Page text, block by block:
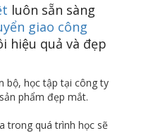
luôn sẵn sàng
giao công
hiệu quả và đẹp
bộ, học tập tại công ty
phẩm đẹp mắt.
trong quá trình học sẽ